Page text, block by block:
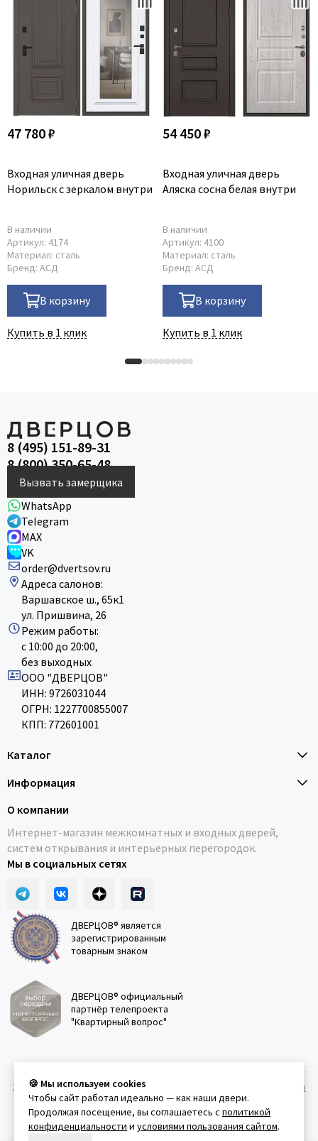
47 780 ₽
Входная уличная дверь
Норильск с зеркалом внутри
В наличии
Артикул: 4174
Материал: сталь
Бренд: АСД
В корзину
Купить в 1 клик
54 450 ₽
Входная уличная дверь
Аляска сосна белая внутри
В наличии
Артикул: 4100
Материал: сталь
Бренд: АСД
В корзину
Купить в 1 клик
8 (495) 151-89-31
8 (800) 350-65-48
Вызвать замерщика
WhatsApp
Telegram
MAX
VK
order@dvertsov.ru
Адреса салонов:
Варшавское ш., 65к1
ул. Пришвина, 26
Режим работы:
с 10:00 до 20:00,
без выходных
ООО "ДВЕРЦОВ"
ИНН: 9726031044
ОГРН: 1227700855007
КПП: 772601001
Каталог
Информация
О компании
Интернет-магазин межкомнатных и входных дверей,
систем открывания и интерьерных перегородок.
Мы в социальных сетях
ДВЕРЦОВ® является
зарегистрированным
товарным знаком
ДВЕРЦОВ® официальный
партнёр телепроекта
"Квартирный вопрос"
2011-2026 © Дверцов. Карта сайта
Политика
конфеденциальности Условия использования сайта
🍪 Мы используем cookies
Чтобы сайт работал идеально — как наши двери.
Продолжая посещение, вы соглашаетесь с политикой
конфиденциальности и условиями пользования сайтом.